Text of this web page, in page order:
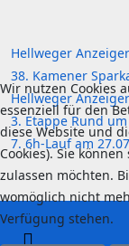
Hellweger
38. Kamener
Hellweger
3. Etappe Rund
7. 6h-Lauf am
Wir nutzen Cookies
essenziell für den
diese Website und
Cookies). Sie
zulassen möchten.
womöglich nicht
Verfügung stehen.